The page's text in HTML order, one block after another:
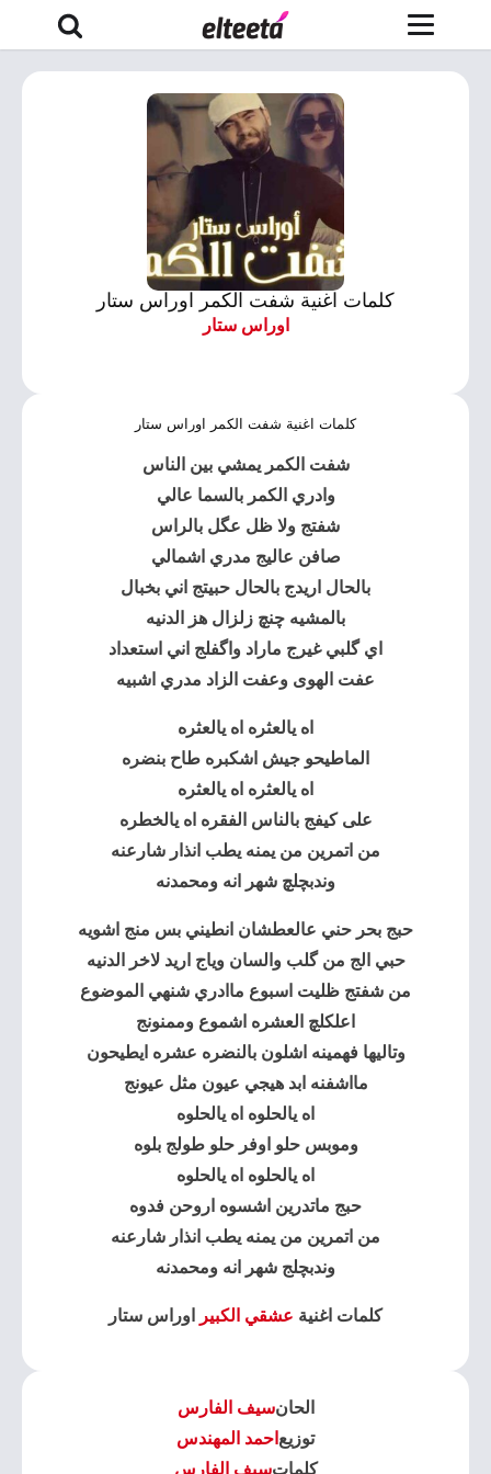
كلمات اغنية شفت الكمر اوراس ستار
اوراس ستار
كلمات اغنية شفت الكمر اوراس ستار
شفت الكمر يمشي بين الناس
وادري الكمر بالسما عالي
شفتج ولا ظل عگل بالراس
صافن عاليج مدري اشمالي
بالحال اريدج بالحال حبيتج اني بخبال
بالمشيه چنچ زلزال هز الدنيه
اي گلبي غيرج ماراد واگفلج اني استعداد
عفت الهوى وعفت الزاد مدري اشبيه
اه يالعثره اه يالعثره
الماطيحو جيش اشكبره طاح بنضره
اه يالعثره اه يالعثره
على كيفج بالناس الفقره اه يالخطره
من اتمرين من يمنه يطب انذار شارعنه
وندبچلچ شهر انه ومحمدنه
حبج بحر حني عالعطشان انطيني بس منج اشويه
حبي الج من گلب والسان وياج اريد لاخر الدنيه
من شفتج ظليت اسبوع ماادري شنهي الموضوع
اعلكلچ العشره اشموع وممنونج
وتاليها فهمينه اشلون بالنضره عشره ايطيحون
مااشفنه ابد هيجي عيون مثل عيونج
اه يالحلوه اه يالحلوه
وموبس حلو اوفر حلو طولج بلوه
اه يالحلوه اه يالحلوه
حبج ماتدرين اشسوه اروحن فدوه
من اتمرين من يمنه يطب انذار شارعنه
وندبچلج شهر انه ومحمدنه
كلمات اغنية عشقي الكبير اوراس ستار
الحانسيف الفارس
توزيع احمد المهندس
كلماتسيف الفارس